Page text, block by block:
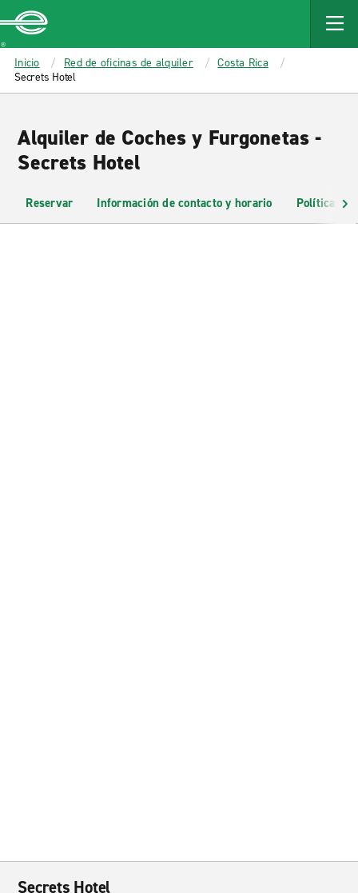
MAIN
CONTENT
Enterprise
Inicio Red de oficinas de alquiler
Costa Rica
Secrets Hotel
Alquiler de Coches y Furgonetas -
Secrets Hotel
Reservar Información de contacto y horario Políticas
Secrets Hotel